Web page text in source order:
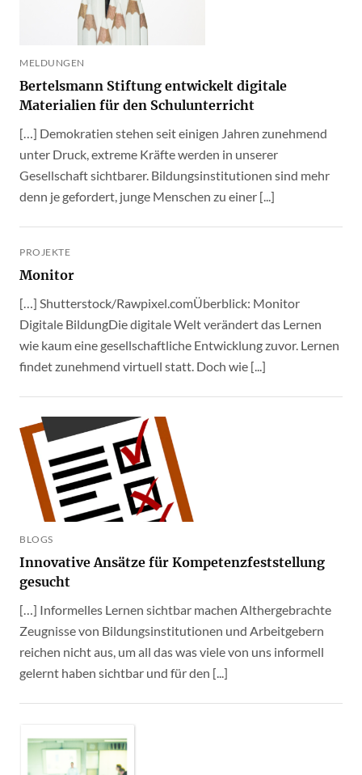
MELDUNGEN
Bertelsmann Stiftung entwickelt digitale
Materialien für den Schulunterricht
[…] Demokratien stehen seit einigen Jahren zunehmend
unter Druck, extreme Kräfte werden in unserer
Gesellschaft sichtbarer. Bildungsinstitutionen sind mehr
denn je gefordert, junge Menschen zu einer [...]
PROJEKTE
Monitor
[…] Shutterstock/Rawpixel.comÜberblick: Monitor
Digitale BildungDie digitale Welt verändert das Lernen
wie kaum eine gesellschaftliche Entwicklung zuvor. Lernen
findet zunehmend virtuell statt. Doch wie [...]
BLOGS
Innovative Ansätze für Kompetenzfeststellung
gesucht
[…] Informelles Lernen sichtbar machen Althergebrachte
Zeugnisse von Bildungsinstitutionen und Arbeitgebern
reichen nicht aus, um all das was viele von uns informell
gelernt haben sichtbar und für den [...]